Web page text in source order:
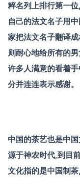
粹名列上排行第一
自己的法文名子用
家把法文名子翻译
则耐心地给所有的
许多人满意的看着
分并连连表示感谢。
中国的茶艺也是中
源于神农时代,到目
文化指的是中国制